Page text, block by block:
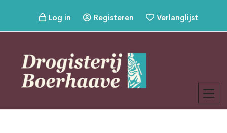
Log in Registeren Verlanglijst